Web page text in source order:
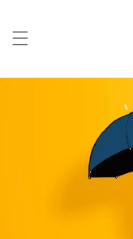
進む